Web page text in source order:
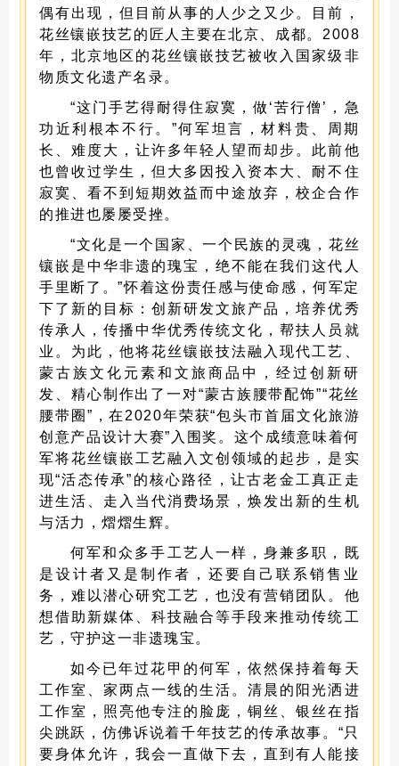
偶有出现，但目前从事的人少之又少。目前，
花丝镶嵌技艺的匠人主要在北京、成都。2008
年，北京地区的花丝镶嵌技艺被收入国家级非
物质文化遗产名录。
“这门手艺得耐得住寂寞，做‘苦行僧’，急
功近利根本不行。”何军坦言，材料贵、周期
长、难度大，让许多年轻人望而却步。此前他
也曾收过学生，但大多因投入资本大、耐不住
寂寞、看不到短期效益而中途放弃，校企合作
的推进也屡屡受挫。
“文化是一个国家、一个民族的灵魂，花丝
镶嵌是中华非遗的瑰宝，绝不能在我们这代人
手里断了。”怀着这份责任感与使命感，何军定
下了新的目标：创新研发文旅产品，培养优秀
传承人，传播中华优秀传统文化，帮扶人员就
业。为此，他将花丝镶嵌技法融入现代工艺、
蒙古族文化元素和文旅商品中，经过创新研
发、精心制作出了一对“蒙古族腰带配饰”“花丝
腰带圈”，在2020年荣获“包头市首届文化旅游
创意产品设计大赛”入围奖。这个成绩意味着何
军将花丝镶嵌工艺融入文创领域的起步，是实
现“活态传承”的核心路径，让古老金工真正走
进生活、走入当代消费场景，焕发出新的生机
与活力，熠熠生辉。
何军和众多手工艺人一样，身兼多职，既
是设计者又是制作者，还要自己联系销售业
务，难以潜心研究工艺，也没有营销团队。他
想借助新媒体、科技融合等手段来推动传统工
艺，守护这一非遗瑰宝。
如今已年过花甲的何军，依然保持着每天
工作室、家两点一线的生活。清晨的阳光洒进
工作室，照亮他专注的脸庞，铜丝、银丝在指
尖跳跃，仿佛诉说着千年技艺的传承故事。“只
要身体允许，我会一直做下去，直到有人能接